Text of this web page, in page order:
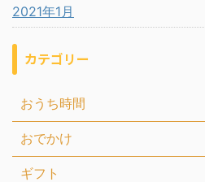
2021年1月
カテゴリー
おうち時間
おでかけ
ギフト